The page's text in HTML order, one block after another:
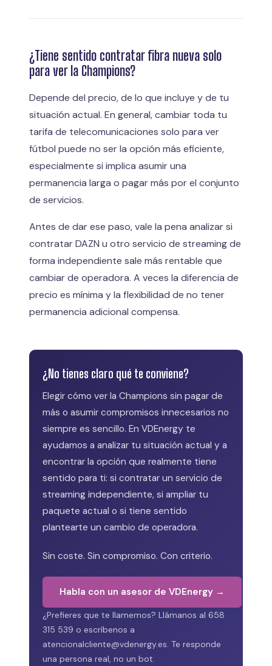
¿Tiene sentido contratar fibra nueva solo
para ver la Champions?
Depende del precio, de lo que incluye y de tu
situación actual. En general, cambiar toda tu
tarifa de telecomunicaciones solo para ver
fútbol puede no ser la opción más eficiente,
especialmente si implica asumir una
permanencia larga o pagar más por el conjunto
de servicios.
Antes de dar ese paso, vale la pena analizar si
contratar DAZN u otro servicio de streaming de
forma independiente sale más rentable que
cambiar de operadora. A veces la diferencia de
precio es mínima y la flexibilidad de no tener
permanencia adicional compensa.
¿No tienes claro qué te conviene?
Elegir cómo ver la Champions sin pagar de
más o asumir compromisos innecesarios no
siempre es sencillo. En VDEnergy te
ayudamos a analizar tu situación actual y a
encontrar la opción que realmente tiene
sentido para ti: si contratar un servicio de
streaming independiente, si ampliar tu
paquete actual o si tiene sentido
plantearte un cambio de operadora.
Sin coste. Sin compromiso. Con criterio.
Habla con un asesor de VDEnergy →
¿Prefieres que te llamemos? Llámanos al 658
315 539 o escríbenos a
atencionalcliente@vdenergy.es. Te responde
una persona real, no un bot.